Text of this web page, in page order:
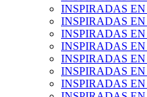
INSPIRADAS EN
INSPIRADAS EN
INSPIRADAS
INSPIRADAS
INSPIRADAS
INSPIRADAS
INSPIRADAS